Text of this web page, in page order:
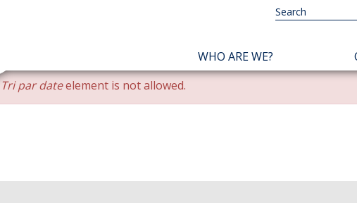
NAVIGATION
PRINCIPALE
WHO ARE WE?
Tri par dateelement is not allowed.